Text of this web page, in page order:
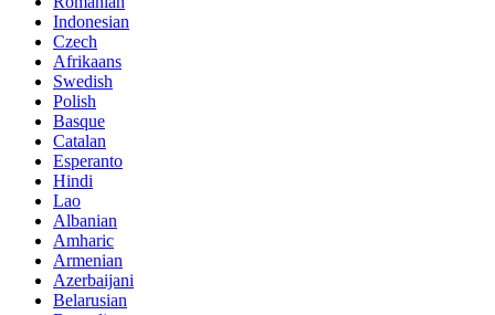
Indonesian
Czech
Afrikaans
Swedish
Polish
Basque
Catalan
Esperanto
Hindi
Lao
Albanian
Amharic
Armenian
Azerbaijani
Belarusian